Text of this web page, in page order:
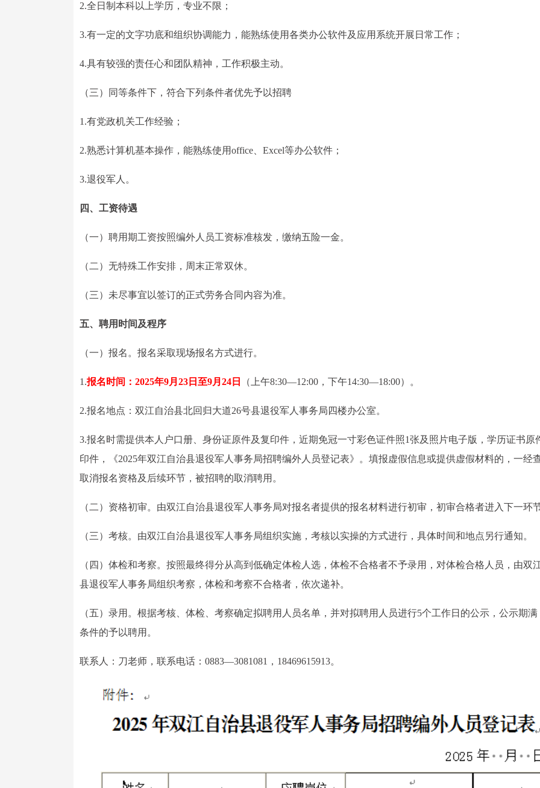
2.全日制本科以上学历，专业不限；
3.有一定的文字功底和组织协调能力，能熟练使用各类办公软件及应用系统开展日常工作；
4.具有较强的责任心和团队精神，工作积极主动。
（三）同等条件下，符合下列条件者优先予以招聘
1.有党政机关工作经验；
2.熟悉计算机基本操作，能熟练使用office、Excel等办公软件；
3.退役军人。
四、工资待遇
（一）聘用期工资按照编外人员工资标准核发，缴纳五险一金。
（二）无特殊工作安排，周末正常双休。
（三）未尽事宜以签订的正式劳务合同内容为准。
五、聘用时间及程序
（一）报名。报名采取现场报名方式进行。
1.报名时间：2025年9月23日至9月24日 （上午8:30—12:00，下午14:30—18:00）。
2.报名地点：双江自治县北回归大道26号县退役军人事务局四楼办公室。
3.报名时需提供本人户口册、身份证原件及复印件，近期免冠一寸彩色证件照1张及照片电子版，学历证书原
印件，《2025年双江自治县退役军人事务局招聘编外人员登记表》。填报虚假信息或提供虚假材料的，一经
取消报名资格及后续环节，被招聘的取消聘用。
（二）资格初审。由双江自治县退役军人事务局对报名者提供的报名材料进行初审，初审合格者进入下一环
（三）考核。由双江自治县退役军人事务局组织实施，考核以实操的方式进行，具体时间和地点另行通知。
（四）体检和考察。按照最终得分从高到低确定体检人选，体检不合格者不予录用，对体检合格人员，由双
县退役军人事务局组织考察，体检和考察不合格者，依次递补。
（五）录用。根据考核、体检、考察确定拟聘用人员名单，并对拟聘用人员进行5个工作日的公示，公示期
条件的予以聘用。
联系人：刀老师，联系电话：0883—3081081，18469615913。